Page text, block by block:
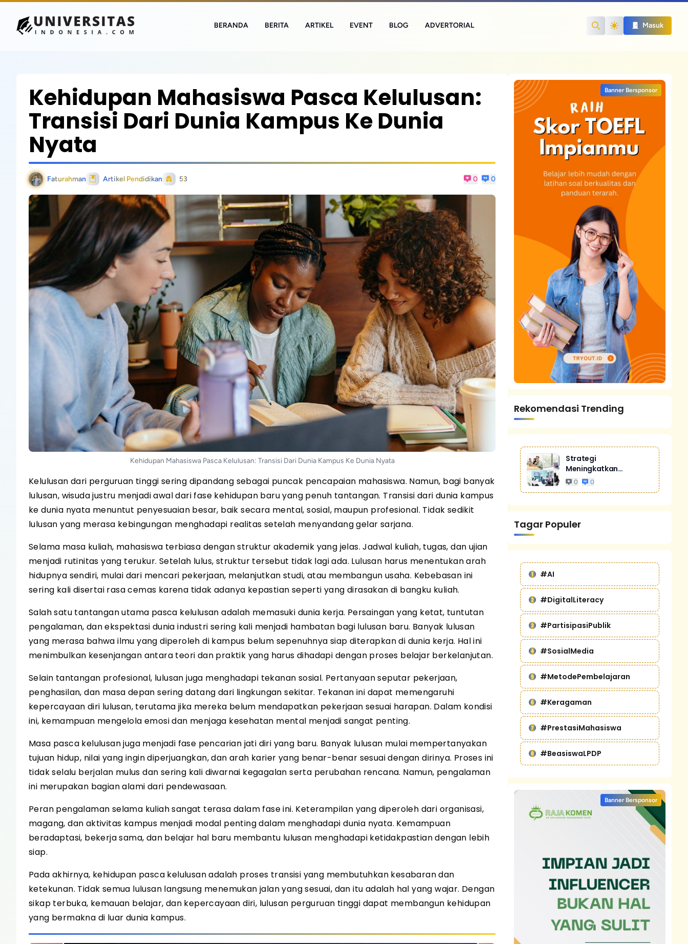
Search
Masuk
BERANDA BERITA ARTIKEL EVENT BLOG ADVERTORIAL
Kehidupan Mahasiswa Pasca Kelulusan:
Transisi Dari Dunia Kampus Ke Dunia
Nyata
Faturahman Artikel Pendidikan 53 0 0
Kehidupan Mahasiswa Pasca Kelulusan: Transisi Dari Dunia Kampus Ke Dunia Nyata
Kelulusan dari perguruan tinggi sering dipandang sebagai puncak pencapaian mahasiswa. Namun, bagi banyak
lulusan, wisuda justru menjadi awal dari fase kehidupan baru yang penuh tantangan. Transisi dari dunia kampus
ke dunia nyata menuntut penyesuaian besar, baik secara mental, sosial, maupun profesional. Tidak sedikit
lulusan yang merasa kebingungan menghadapi realitas setelah menyandang gelar sarjana.
Selama masa kuliah, mahasiswa terbiasa dengan struktur akademik yang jelas. Jadwal kuliah, tugas, dan ujian
menjadi rutinitas yang terukur. Setelah lulus, struktur tersebut tidak lagi ada. Lulusan harus menentukan arah
hidupnya sendiri, mulai dari mencari pekerjaan, melanjutkan studi, atau membangun usaha. Kebebasan ini
sering kali disertai rasa cemas karena tidak adanya kepastian seperti yang dirasakan di bangku kuliah.
Salah satu tantangan utama pasca kelulusan adalah memasuki dunia kerja. Persaingan yang ketat, tuntutan
pengalaman, dan ekspektasi dunia industri sering kali menjadi hambatan bagi lulusan baru. Banyak lulusan
yang merasa bahwa ilmu yang diperoleh di kampus belum sepenuhnya siap diterapkan di dunia kerja. Hal ini
menimbulkan kesenjangan antara teori dan praktik yang harus dihadapi dengan proses belajar berkelanjutan.
Selain tantangan profesional, lulusan juga menghadapi tekanan sosial. Pertanyaan seputar pekerjaan,
penghasilan, dan masa depan sering datang dari lingkungan sekitar. Tekanan ini dapat memengaruhi
kepercayaan diri lulusan, terutama jika mereka belum mendapatkan pekerjaan sesuai harapan. Dalam kondisi
ini, kemampuan mengelola emosi dan menjaga kesehatan mental menjadi sangat penting.
Masa pasca kelulusan juga menjadi fase pencarian jati diri yang baru. Banyak lulusan mulai mempertanyakan
tujuan hidup, nilai yang ingin diperjuangkan, dan arah karier yang benar-benar sesuai dengan dirinya. Proses ini
tidak selalu berjalan mulus dan sering kali diwarnai kegagalan serta perubahan rencana. Namun, pengalaman
ini merupakan bagian alami dari pendewasaan.
Peran pengalaman selama kuliah sangat terasa dalam fase ini. Keterampilan yang diperoleh dari organisasi,
magang, dan aktivitas kampus menjadi modal penting dalam menghadapi dunia nyata. Kemampuan
beradaptasi, bekerja sama, dan belajar hal baru membantu lulusan menghadapi ketidakpastian dengan lebih
siap.
Pada akhirnya, kehidupan pasca kelulusan adalah proses transisi yang membutuhkan kesabaran dan
ketekunan. Tidak semua lulusan langsung menemukan jalan yang sesuai, dan itu adalah hal yang wajar. Dengan
sikap terbuka, kemauan belajar, dan kepercayaan diri, lulusan perguruan tinggi dapat membangun kehidupan
yang bermakna di luar dunia kampus.
Banner Bersponsor
Rekomendasi Trending
Strategi
Meningkatkan
Penjualan Melalui
0 0
Tagar Populer
#AI
#DigitalLiteracy
#PartisipasiPublik
#SosialMedia
#MetodePembelajaran
#Keragaman
#PrestasiMahasiswa
#BeasiswaLPDP
Banner Bersponsor